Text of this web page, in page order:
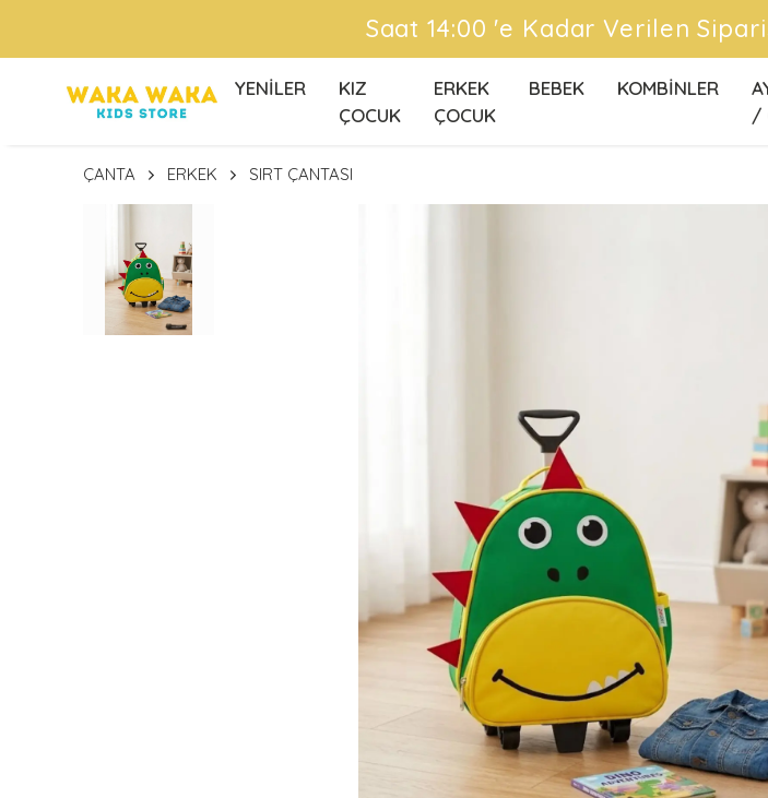
ÜCRETSİZ KARGO
YENİLER
KIZ
ÇOCUK
ERKEK
ÇOCUK
BEBEK KOMBİNLER
/
ÇANTA ERKEK SIRT ÇANTASI